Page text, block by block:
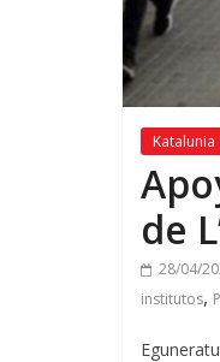
Katalunia
de
28/04/
institutos,